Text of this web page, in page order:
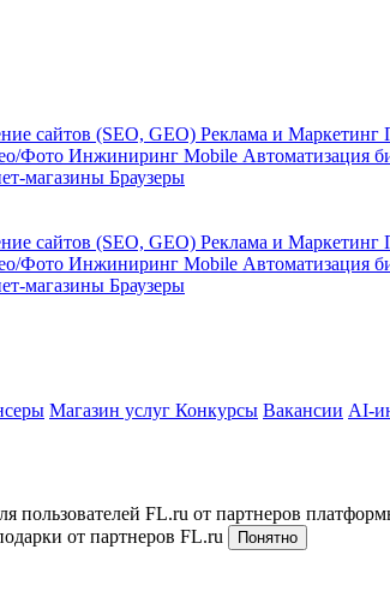
сайтов (SEO, GEO) Реклама и Маркетинг
Фото Инжиниринг Mobile Автоматизация
магазины Браузеры
сайтов (SEO, GEO) Реклама и Маркетинг
Фото Инжиниринг Mobile Автоматизация
магазины Браузеры
Магазин услуг Конкурсы Вакансии AI-
пользователей FL.ru от партнеров
от партнеров FL.ru
Понятно